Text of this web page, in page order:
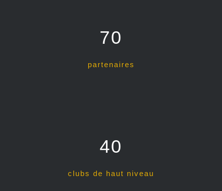
70
partenaires
40
clubs de haut niveau